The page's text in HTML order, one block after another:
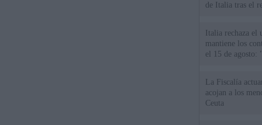
de Italia tras el
Italia rechaza
mantiene los
el 15 de agosto:
La Fiscalía
acojan a los
Ceuta